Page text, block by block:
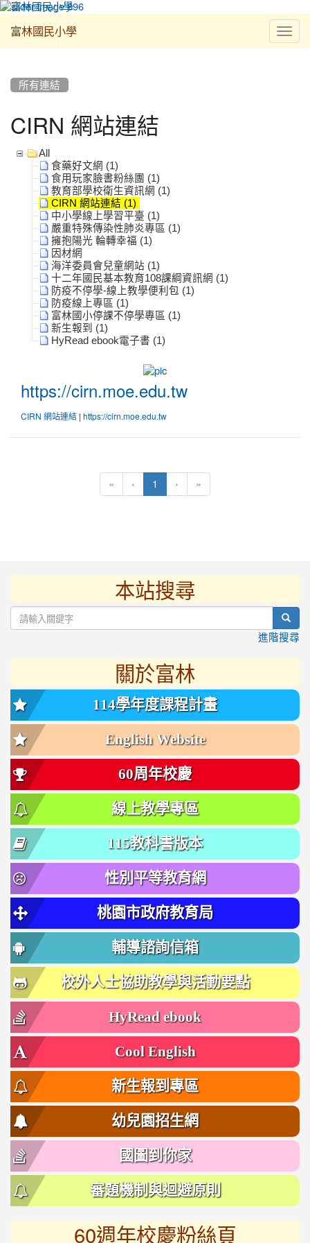
富林國民小學
所有連結
CIRN 網站連結
All
食藥好文網 (1)
食用玩家臉書粉絲團 (1)
教育部學校衛生資訊網 (1)
CIRN 網站連結 (1)
中小學線上學習平臺 (1)
嚴重特殊傳染性肺炎專區 (1)
擁抱陽光 輪轉幸福 (1)
因材網
海洋委員會兒童網站 (1)
十二年國民基本教育108課綱資訊網 (1)
防疫不停學-線上教學便利包 (1)
防疫線上專區 (1)
富林國小停課不停學專區 (1)
新生報到 (1)
HyRead ebook電子書 (1)
https://cirn.moe.edu.tw
https://cirn.moe.edu.tw
CIRN 網站連結 | https://cirn.moe.edu.tw
« ‹ 1 (current)
› »
本站搜尋
進階搜尋
關於富林
114學年度課程計畫
English Website
60周年校慶
線上教學專區
115教科書版本
性別平等教育網
桃園市政府教育局
輔導諮詢信箱
校外人士協助教學與活動要點
HyRead ebook
Cool English
新生報到專區
幼兒園招生網
國圖到你家
審題機制與迴避原則
60週年校慶粉絲頁